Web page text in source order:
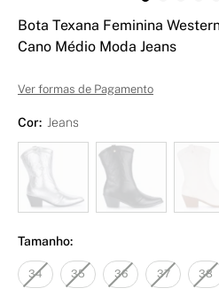
Bota Texana Feminina
Cano Médio Moda Jeans
Ver formas de Pagamento
Cor: Jeans
Tamanho:
34 35 36 37 38